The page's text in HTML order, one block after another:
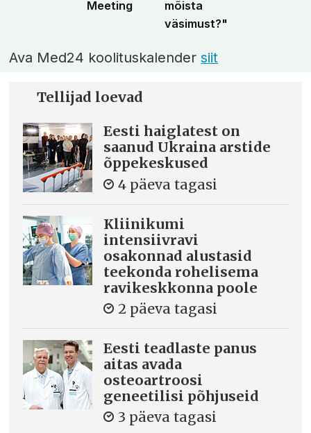
Meeting
mõista
väsimust?"
Ava Med24 koolituskalendersiit
Tellijad loevad
Eesti haiglatest on
saanud Ukraina arstide
õppekeskused
4 päeva tagasi
Kliinikumi
intensiivravi
osakonnad alustasid
teekonda rohelisema
ravikeskkonna poole
2 päeva tagasi
Eesti teadlaste panus
aitas avada
osteoartroosi
geneetilisi põhjuseid
3 päeva tagasi